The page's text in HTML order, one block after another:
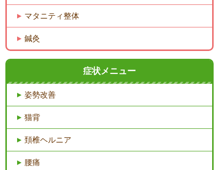
マタニティ整体
鍼灸
症状メニュー
姿勢改善
猫背
頚椎ヘルニア
腰痛